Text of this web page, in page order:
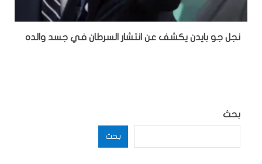
نجل جو بايدن يكشف عن انتشار السرطان في جسد والده
بحث
بحث